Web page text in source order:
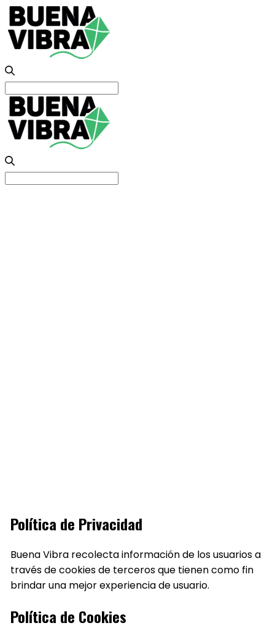
Search
for:
Search
Política de Privacidad
Buena Vibra recolecta información de los usuarios a
través de cookies de terceros que tienen como fin
brindar una mejor experiencia de usuario.
Política de Cookies